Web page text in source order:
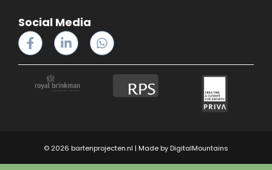
Social Media
© 2026 bartenprojecten.nl | Made by DigitalMountains